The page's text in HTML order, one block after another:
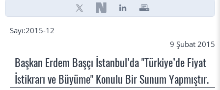
Sayı:2015-12
9 Şubat 2015
Başkan Erdem Başçı İstanbul’da "Türkiye’de Fiyat
İstikrarı ve Büyüme" Konulu Bir Sunum Yapmıştır.